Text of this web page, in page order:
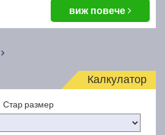
виж повече
Калкулатор
Стар размер